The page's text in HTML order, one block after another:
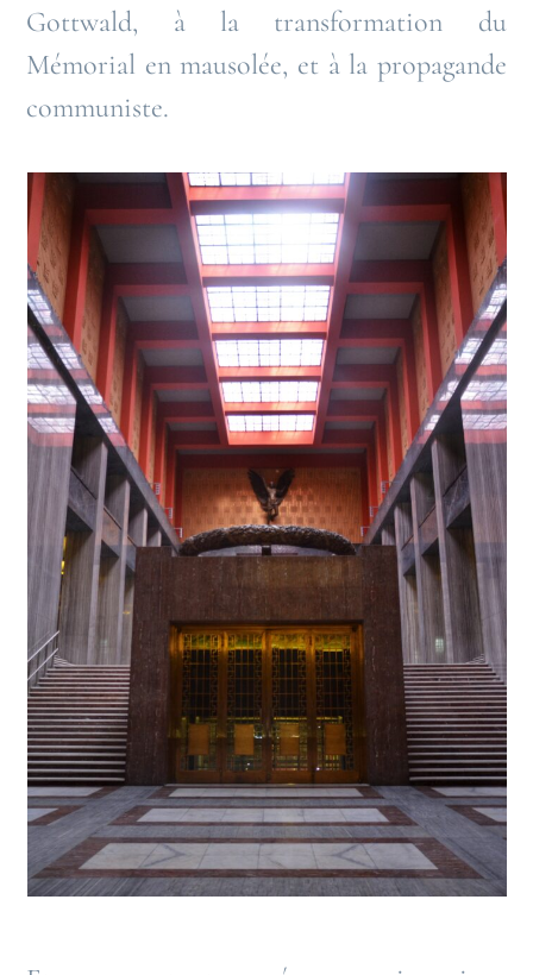
Gottwald, à la transformation du
Mémorial en mausolée, et à la propagande
communiste.